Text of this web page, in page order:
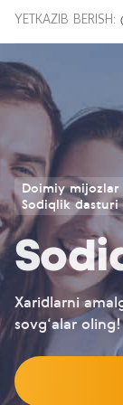
YETKAZIB BERISH:
Doimiy
Sodiqlik dasturi
Xaridlarni
sovg‘alar oling!